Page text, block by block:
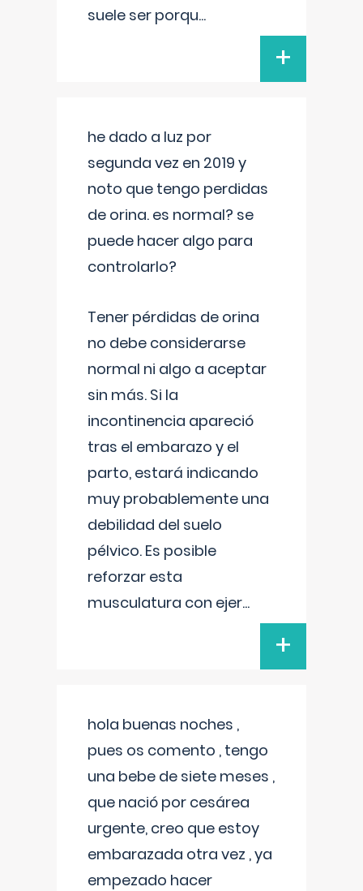
suele ser porqu...
+
he dado a luz por
segunda vez en 2019 y
noto que tengo perdidas
de orina. es normal? se
puede hacer algo para
controlarlo?
Tener pérdidas de orina
no debe considerarse
normal ni algo a aceptar
sin más. Si la
incontinencia apareció
tras el embarazo y el
parto, estará indicando
muy probablemente una
debilidad del suelo
pélvico. Es posible
reforzar esta
musculatura con ejer...
+
hola buenas noches ,
pues os comento , tengo
una bebe de siete meses ,
que nació por cesárea
urgente, creo que estoy
embarazada otra vez , ya
empezado hacer